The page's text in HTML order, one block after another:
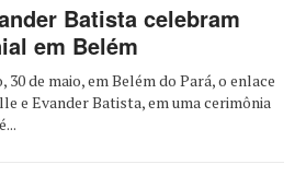
Batista celebram
em Belém
de maio, em Belém do Pará, o enlace
e Evander Batista, em uma cerimônia